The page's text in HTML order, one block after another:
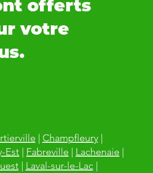
offerts
votre
| Champfleury|
Est | Fabreville | Lachenaie |
| Laval-sur-le-Lac|